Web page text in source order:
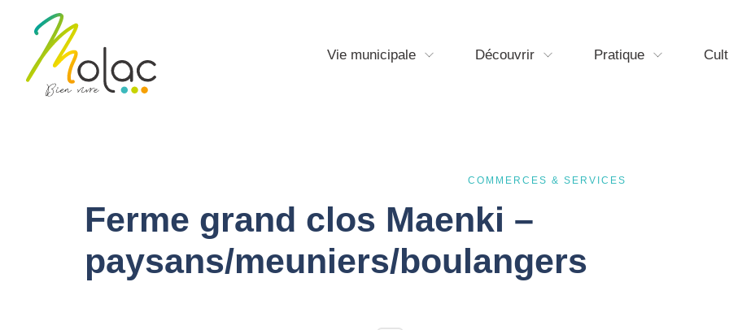
Vie municipale Découvrir Pratique
COMMERCES & SERVICES
Ferme grand clos Maenki –
paysans/meuniers/boulangers